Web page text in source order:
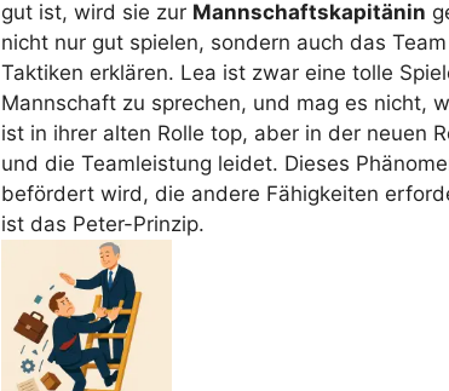
gut ist, wird sie zur Mannschaftskapitänin
nicht nur gut spielen, sondern auch das
Taktiken erklären. Lea ist zwar eine tolle
Mannschaft zu sprechen, und mag es nicht,
ist in ihrer alten Rolle top, aber in der neuen
und die Teamleistung leidet. Dieses
befördert wird, die andere Fähigkeiten
ist das Peter-Prinzip.